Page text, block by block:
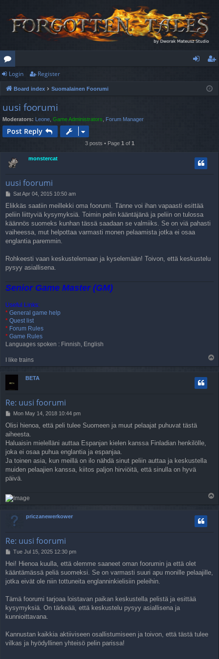
or
u
m
s
ist
Login Register
Board index Suomalainen Foorumi
uusi foorumi
Moderators: Leone Game Administrators Forum Manager
Post Reply
3 posts • Page 1 of 1
monstercat
uusi foorumi
P
s
t
Sat Apr 04, 2015 10:50 am
Elikkäs saatiin meillekki oma foorumi. Tänne voi ihan vapaasti esittää
peliin liittyviä kysymyksiä. Toimin pelin kääntäjänä ja peliin on tulossa
käännös suomeks kunhan tässä saadaan se valmiiks. Se on viä pahasti
vaiheessa, mut helpottaa varmasti monen pelaamista jotka ei osaa
englantia paremmin.
Rohkeesti vaan keskustelemaan ja kyselemään! Toivon, että keskustelu
pysyy asiallisena.
Senior Game Master (GM)
Useful Links:
* General game help
* Quest list
* Forum Rules
* Game Rules
Languages spoken : Finnish, English
I like trains
o
BETA
Re: uusi foorumi
P
s
t
Mon May 14, 2018 10:44 pm
Olisi hienoa, että peli tulee Suomeen ja muut pelaajat puhuvat tästä
aiheesta.
Haluaisin mielelläni auttaa Espanjan kielen kanssa Finladian henkilölle,
joka ei osaa puhua englantia ja espanjaa.
Ja toinen asia, kun meillä on ilo nähdä sinut peliin auttaa ja keskustella
muiden pelaajien kanssa, kiitos paljon hirviöitä, että sinulla on hyvä
päivä.
priczanewerkower
Re: uusi foorumi
P
s
t
Tue Jul 15, 2025 12:30 pm
Hei! Hienoa kuulla, että olemme saaneet oman foorumin ja että olet
kääntämässä peliä suomeksi. Se on varmasti suuri apu monille pelaajille,
jotka eivät ole niin tottuneita englanninkielisiin peleihin.
Tämä foorumi tarjoaa loistavan paikan keskustella pelistä ja esittää
kysymyksiä. On tärkeää, että keskustelu pysyy asiallisena ja
kunnioittavana.
Kannustan kaikkia aktiiviseen osallistumiseen ja toivon, että tästä tulee
vilkas ja hyödyllinen yhteisö pelin parissa!